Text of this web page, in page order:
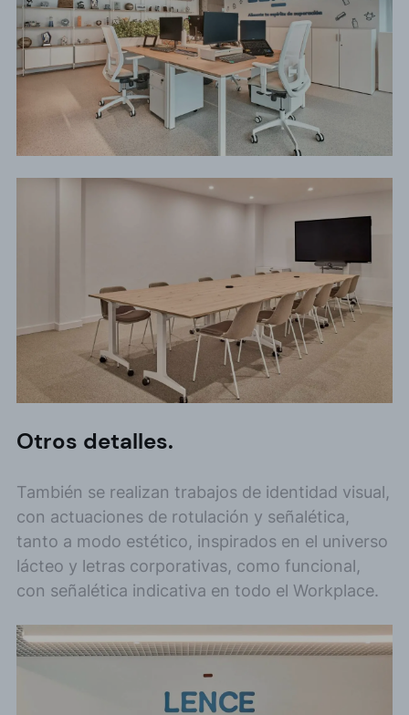
Otros detalles.
También se realizan trabajos de identidad visual,
con actuaciones de rotulación y señalética,
tanto a modo estético, inspirados en el universo
lácteo y letras corporativas, como funcional,
con señalética indicativa en todo el Workplace.